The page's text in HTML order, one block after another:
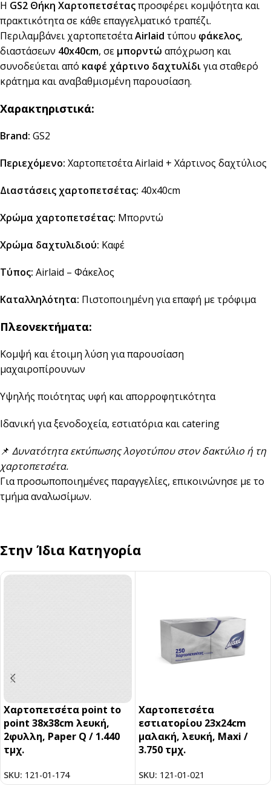
Η GS2 Θήκη Χαρτοπετσέταςπροσφέρει κομψότητα και
πρακτικότητα σε κάθε επαγγελματικό τραπέζι.
Περιλαμβάνει χαρτοπετσέταAirlaid τύπου φάκελος,
διαστάσεων 40x40cm, σε μπορντώ απόχρωση και
συνοδεύεται από καφέ χάρτινο δαχτυλίδιγια σταθερό
κράτημα και αναβαθμισμένη παρουσίαση.
Χαρακτηριστικά:
Brand: GS2
Περιεχόμενο: Χαρτοπετσέτα Airlaid + Χάρτινος δαχτύλιος
Διαστάσεις χαρτοπετσέτας: 40x40cm
Χρώμα χαρτοπετσέτας: Μπορντώ
Χρώμα δαχτυλιδιού: Καφέ
Τύπος: Airlaid – Φάκελος
Καταλληλότητα: Πιστοποιημένη για επαφή με τρόφιμα
Πλεονεκτήματα:
Κομψή και έτοιμη λύση για παρουσίαση
μαχαιροπίρουνων
Υψηλής ποιότητας υφή και απορροφητικότητα
Ιδανική για ξενοδοχεία, εστιατόρια και catering
📌 Δυνατότητα εκτύπωσης λογοτύπου στον δακτύλιο ή τη
χαρτοπετσέτα.
Για προσωποποιημένες παραγγελίες, επικοινώνησε με το
τμήμα αναλωσίμων.
Στην Ίδια Κατηγορία
Χαρτοπετσέτα point to
point 38x38cm λευκή,
2φυλλη, Paper Q / 1.440
τμχ.
SKU: 121-01-174
Χαρτοπετσέτα
εστιατορίου 23x24cm
μαλακή, λευκή, Maxi /
3.750 τμχ.
SKU: 121-01-021